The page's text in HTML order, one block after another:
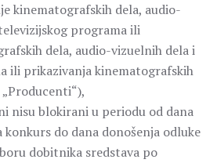
kinematografskih dela, audio-
programa ili
dela, audio-vizuelnih dela i
ili prikazivanja kinematografskih
nisu blokirani u periodu od dana
do dana donošenja odluke
dobitnika sredstava po